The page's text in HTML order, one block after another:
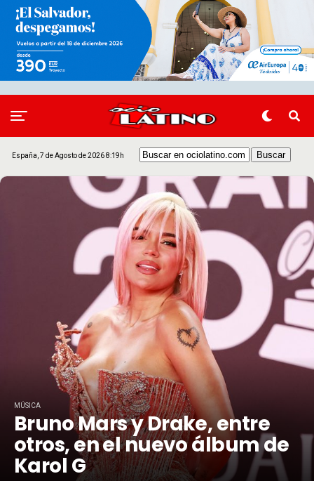
España, 7 de Agosto de 2026 8:19h
MÚSICA
Bruno Mars y Drake, entre
otros, en el nuevo álbum de
Karol G